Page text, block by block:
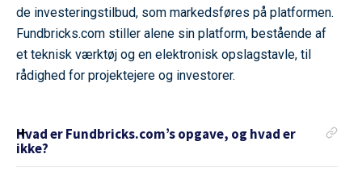
de investeringstilbud, som markedsføres på platformen.
Fundbricks.com stiller alene sin platform, bestående af
et teknisk værktøj og en elektronisk opslagstavle, til
rådighed for projektejere og investorer.
Hvad er Fundbricks.com’s opgave, og hvad er
ikke?